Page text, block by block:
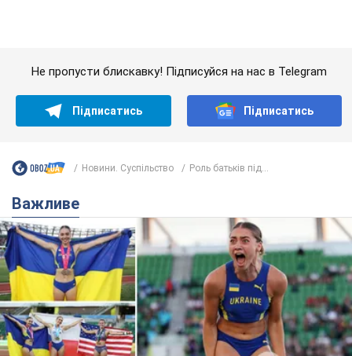
історичну медаль для України на чемпіонаті
світу з легкої атлетики U20. Відео
Наша співвітчизниця блискуче виступила в Орегоні
9.08.2026 09:32
Брітні Спірс зізналася в уколах краси
і показала наслідки невдалої
косметології: ходила так майже
місяць
Помітний наслідок процедури зберігався
близько чотирьох тижнів